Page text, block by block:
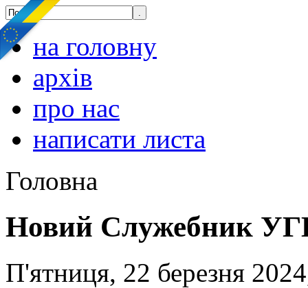
на головну
архів
про нас
написати листа
Головна
Новий Служебник
П'ятниця, 22 березня